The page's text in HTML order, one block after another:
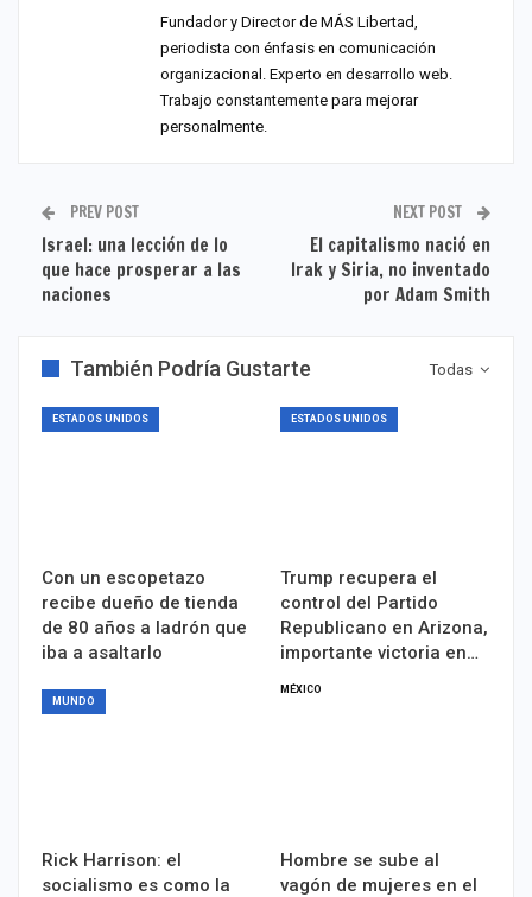
Fundador y Director de MÁS Libertad,
periodista con énfasis en comunicación
organizacional. Experto en desarrollo web.
Trabajo constantemente para mejorar
personalmente.
PREV POST
Israel: una lección de lo
que hace prosperar a las
naciones
NEXT POST
El capitalismo nació en
Irak y Siria, no inventado
por Adam Smith
Todas
También Podría Gustarte
ESTADOS UNIDOS
Con un escopetazo
recibe dueño de tienda
de 80 años a ladrón que
iba a asaltarlo
ESTADOS UNIDOS
Trump recupera el
control del Partido
Republicano en Arizona,
importante victoria en…
MUNDO
Rick Harrison: el
socialismo es como la
MÉXICO
Hombre se sube al
vagón de mujeres en el